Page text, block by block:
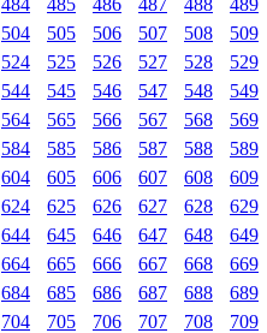
484 485 486 487 488
489
504 505 506 507 508
509
524 525 526 527 528
529
544 545 546 547 548
549
564 565 566 567 568
569
584 585 586 587 588
589
604 605 606 607 608
609
624 625 626 627 628
629
644 645 646 647 648
649
664 665 666 667 668
669
684 685 686 687 688
689
704 705 706 707 708
709